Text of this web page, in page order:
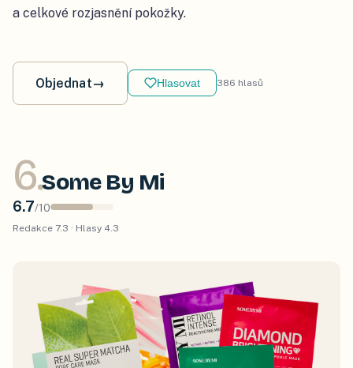
a celkové rozjasnění pokožky.
Objednat→ Hlasovat 386 hlasů
6.Some By Mi
6.7/10
Redakce 7.3 · Hlasy 4.3